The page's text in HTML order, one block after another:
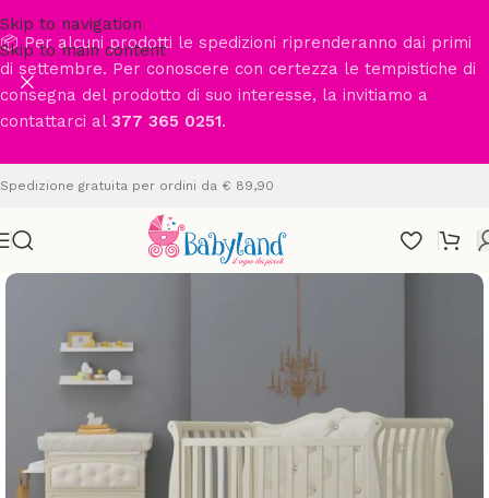
Skip to navigation
Skip to main content
📦 Per alcuni prodotti le spedizioni riprenderanno dai primi
di settembre. Per conoscere con certezza le tempistiche di
consegna del prodotto di suo interesse, la invitiamo a
contattarci al 377 365 0251.
Spedizione gratuita per ordini da € 89,90